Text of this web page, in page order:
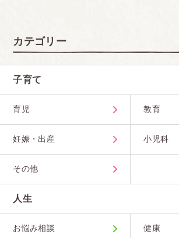
カテゴリー
子育て
育児 教育
妊娠・出産 小児科
その他
人生
お悩み相談 健康